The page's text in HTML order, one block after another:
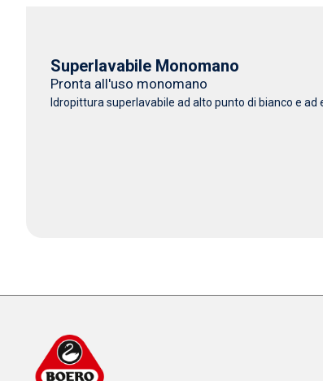
Superlavabile Monomano
Pronta all'uso monomano
Idropittura superlavabile ad alto punto di bianco e ad